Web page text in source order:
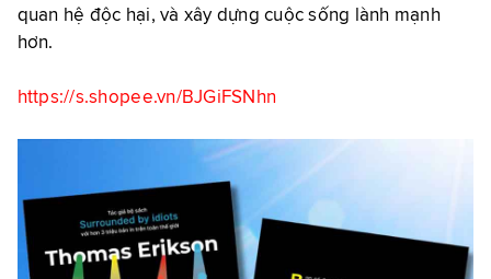
quan hệ độc hại, và xây dựng cuộc sống lành mạnh
hơn.
https://s.shopee.vn/BJGiFSNhn